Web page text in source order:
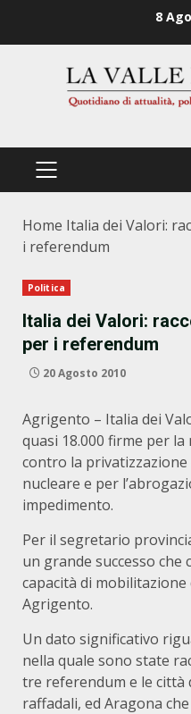
8
PRIMÄRES
Home Italia dei Valori:
i referendum
Politica
Italia dei Valori:
per i referendum
20 Agosto 2010
Agrigento – Italia dei
quasi 18.000 firme per
contro la privatizzazione
nucleare e per
impedimento.
Per il segretario
un grande successo che
capacità di
Agrigento.
Un dato significativo
nella quale sono state
tre referendum e le città
raffadali, ed Aragona